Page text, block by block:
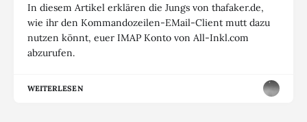
In diesem Artikel erklären die Jungs von thafaker.de,
wie ihr den Kommandozeilen-EMail-Client mutt dazu
nutzen könnt, euer IMAP Konto von All-Inkl.com
abzurufen.
WEITERLESEN